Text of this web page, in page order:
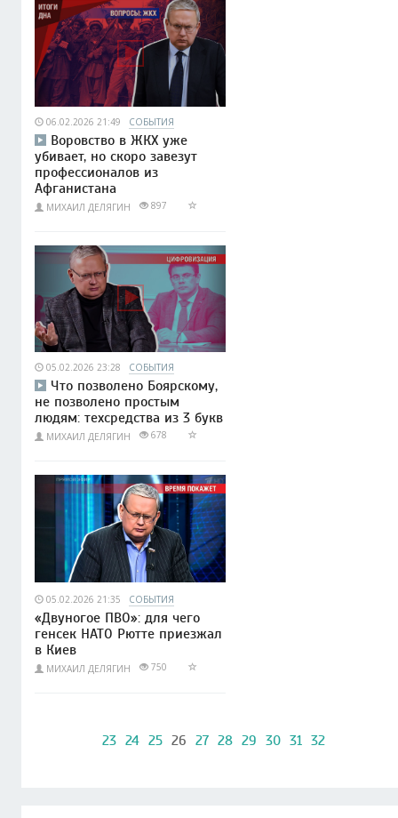
06.02.2026 21:49 СОБЫТИЯ
Воровство в ЖКХ уже
убивает, но скоро завезут
профессионалов из
Афганистана
МИХАИЛ ДЕЛЯГИН 897
05.02.2026 23:28 СОБЫТИЯ
Что позволено Боярскому,
не позволено простым
людям: техсредства из 3 букв
МИХАИЛ ДЕЛЯГИН 678
05.02.2026 21:35 СОБЫТИЯ
«Двуногое ПВО»: для чего
генсек НАТО Рютте приезжал
в Киев
МИХАИЛ ДЕЛЯГИН 750
23 24 25 26 27 28 29 30 31 32